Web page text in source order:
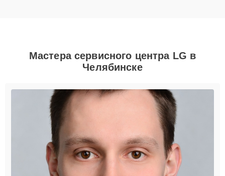
Мастера сервисного центра LG в
Челябинске